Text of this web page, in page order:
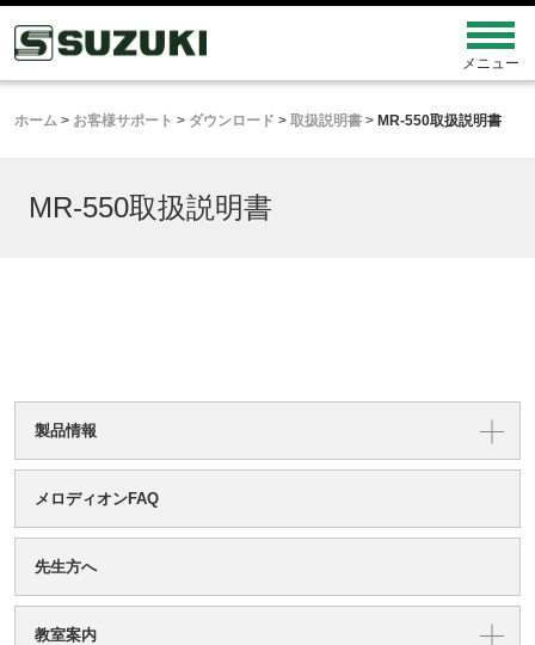
ホーム > お客様サポート > ダウンロード > 取扱説明書 > MR-550取扱説明書
MR-550取扱説明書
製品情報
メロディオンFAQ
先生方へ
教室案内